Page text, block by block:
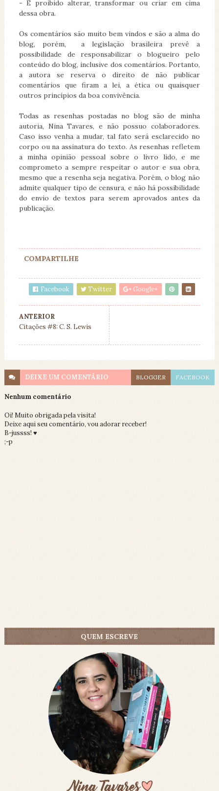
- É proibido alterar, transformar ou criar em cima
dessa obra.
Os comentários são muito bem vindos e são a alma do
blog, porém, a legislação brasileira prevê a
possibilidade de responsabilizar o blogueiro pelo
conteúdo do blog, inclusive dos comentários. Portanto,
a autora se reserva o direito de não publicar
comentários que firam a lei, a ética ou quaisquer
outros princípios da boa convivência.
Todas as resenhas postadas no blog são de minha
autoria, Nina Tavares, e não possuo colaboradores.
Caso isso venha a mudar, tal fato será esclarecido no
corpo ou na assinatura do texto. As resenhas refletem
a minha opinião pessoal sobre o livro lido, e me
comprometo a sempre respeitar o autor e sua obra,
mesmo que a resenha seja negativa. Porém, o blog não
admite qualquer tipo de censura, e não há possibilidade
do envio de textos para serem aprovados antes da
publicação.
COMPARTILHE
Facebook Twitter Google+
ANTERIOR
Citações #8: C. S. Lewis
DEIXE UM COMENTÁRIO BLOGGER FACEBOOK
Nenhum comentário
Oi! Muito obrigada pela visita!
Deixe aqui seu comentário, vou adorar receber!
B-jussss! ♥
;-p
QUEM ESCREVE